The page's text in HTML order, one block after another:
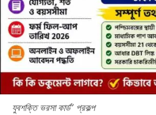
যুবশক্তি ভরসা কার্ড” প্রকল্প